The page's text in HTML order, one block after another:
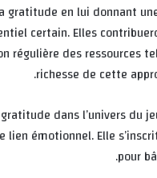
gratitude en lui donnant
certain. Elles
régulière des ressources
richesse de cette
dans l’univers du
émotionnel. Elle
pour